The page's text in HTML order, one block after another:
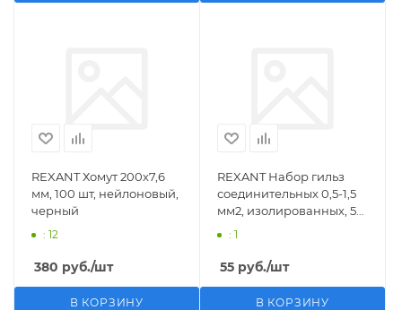
REXANT Хомут 200х7,6
мм, 100 шт, нейлоновый,
черный
: 12
380 руб./шт
В КОРЗИНУ
REXANT Набор гильз
соединительных 0,5-1,5
мм2, изолированных, 5
: 1
55 руб./шт
В КОРЗИНУ